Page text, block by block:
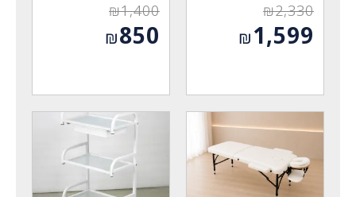
₪2,330
המחיר
המקורי
₪1,599
הוא:
₪1,599.
₪1,400
המחיר
המקורי₪850
הוא:
₪850.